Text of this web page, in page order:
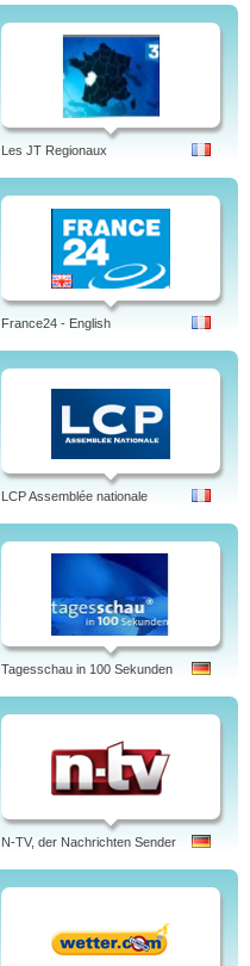
Les JT Regionaux
France24 - English
LCP Assemblée nationale
Tagesschau in 100 Sekunden
N-TV, der Nachrichten Sender